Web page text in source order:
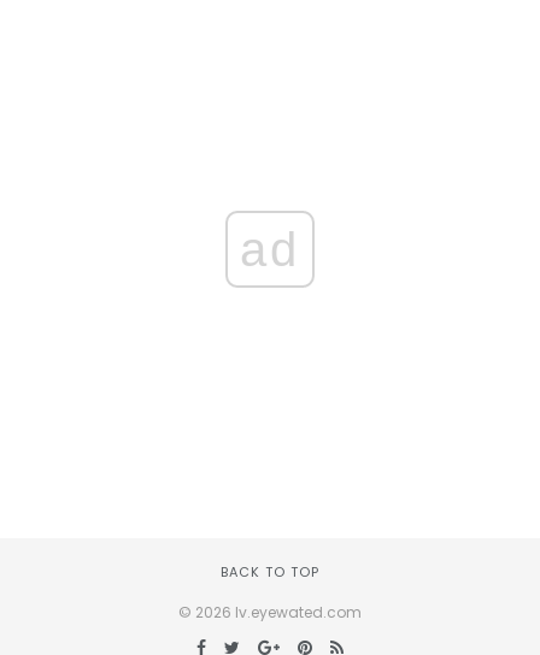
ad
BACK TO TOP
© 2026 lv.eyewated.com